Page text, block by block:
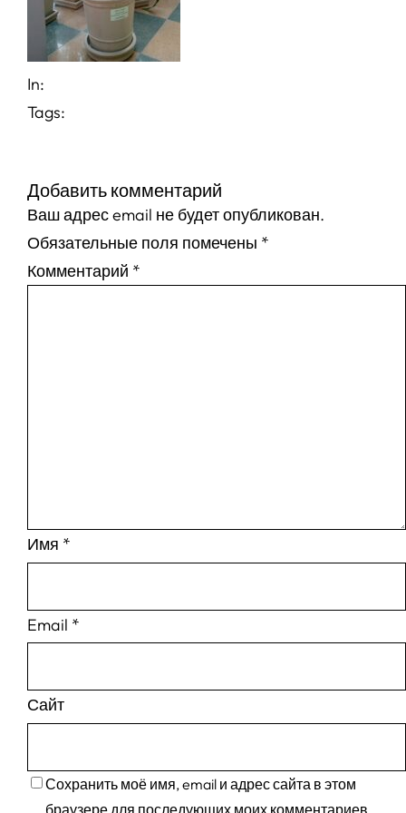
In:
Tags:
Добавить комментарий
Ваш адрес email не будет опубликован.
Обязательные поля помечены *
Комментарий *
Имя *
Email *
Сайт
Сохранить моё имя, email и адрес сайта в этом
браузере для последующих моих комментариев.